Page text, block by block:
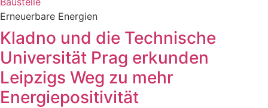
Erneuerbare Energien
Kladno und die Technische
Universität Prag erkunden
Leipzigs Weg zu mehr
Energiepositivität